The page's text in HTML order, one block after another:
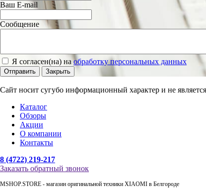
Ваш E-mail
Сообщение
Я согласен(на) наобработку персональных данных
Отправить Закрыть
Сайт носит сугубо информационный характер и не
Каталог
Обзоры
Акции
О компании
Контакты
8 (4722) 219-217
Заказать обратный звонок
MSHOP.STORE - магазин оригинальной техники XIAOMI в Белгороде